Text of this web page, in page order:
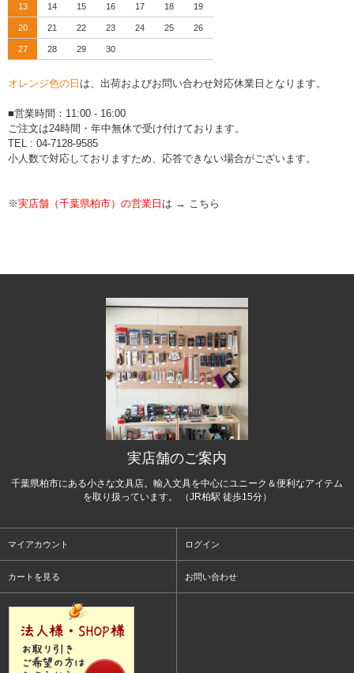
13 14 15 16 17 18 19
20 21 22 23 24 25 26
27 28 29 30
オレンジ色の日 は、出荷およびお問い合わせ対応休業日となります。
■営業時間：11:00 - 16:00
ご注文は24時間・年中無休で受け付けております。
TEL : 04-7128-9585
小人数で対応しておりますため、応答できない場合がございます。
※実店舗（千葉県柏市）の営業日 は → こちら
実店舗のご案内
千葉県柏市にある小さな文具店。輸入文具を中心にユニーク＆便利なアイテム
を取り扱っています。 （JR柏駅 徒歩15分）
マイアカウント ログイン
カートを見る お問い合わせ